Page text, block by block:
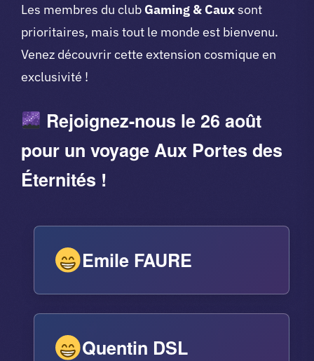
Les membres du club Gaming & Cauxsont
prioritaires, mais tout le monde est bienvenu.
Venez découvrir cette extension cosmique en
exclusivité !
Rejoignez-nous le 26 août
pour un voyage Aux Portes des
Éternités !
Emile FAURE
Quentin DSL